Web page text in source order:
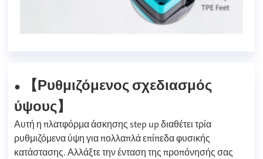
● 【Ρυθμιζόμενος σχεδιασμός
ύψους】
Αυτή η πλατφόρμα άσκησης step up διαθέτει τρία
ρυθμιζόμενα ύψη για πολλαπλά επίπεδα φυσικής
κατάστασης. Αλλάξτε την ένταση της προπόνησής σας